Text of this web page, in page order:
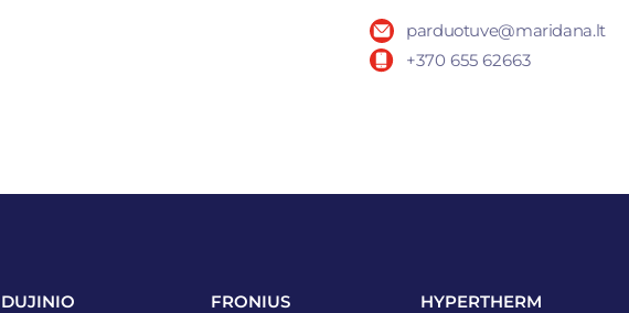
parduotuve@maridana.lt
+370 655 62663
DUJINIO
FRONIUS
HYPERTHERM